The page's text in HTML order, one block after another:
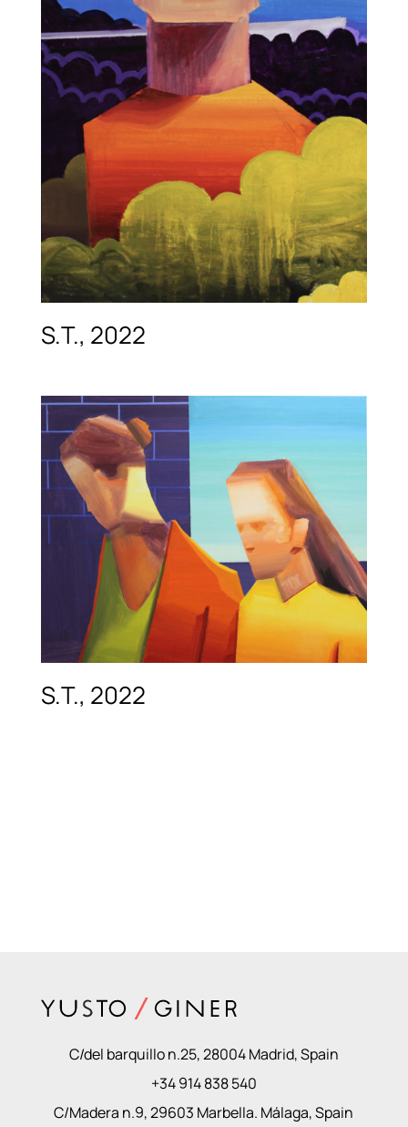
S.T., 2022
S.T., 2022
C/del barquillo n.25, 28004 Madrid, Spain
+34 914 838 540
C/Madera n.9, 29603 Marbella. Málaga, Spain